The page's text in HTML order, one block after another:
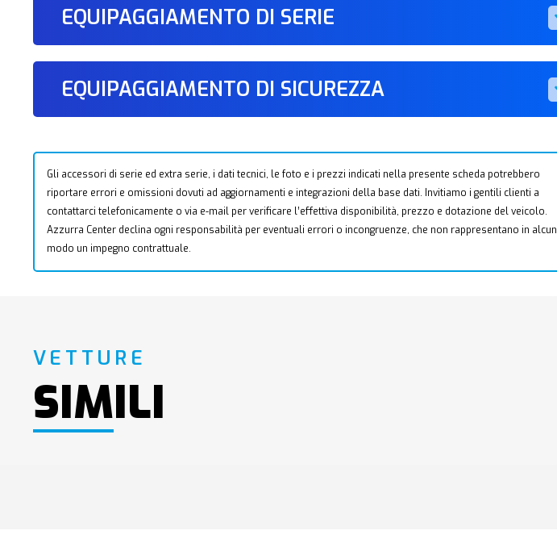
EQUIPAGGIAMENTO DI SERIE
EQUIPAGGIAMENTO DI SICUREZZA
Gli accessori di serie ed extra serie, i dati tecnici, le foto e i prezzi indicati nella presente scheda potrebbero
riportare errori e omissioni dovuti ad aggiornamenti e integrazioni della base dati. Invitiamo i gentili clienti a
contattarci telefonicamente o via e-mail per verificare l’effettiva disponibilità, prezzo e dotazione del veicolo.
Azzurra Center declina ogni responsabilità per eventuali errori o incongruenze, che non rappresentano in alcun
modo un impegno contrattuale.
VETTURE
SIMILI